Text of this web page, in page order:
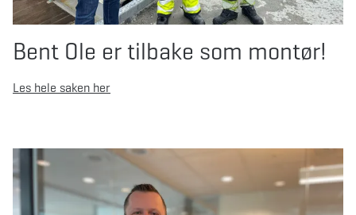
Bent Ole er tilbake som montør!
Les hele saken her